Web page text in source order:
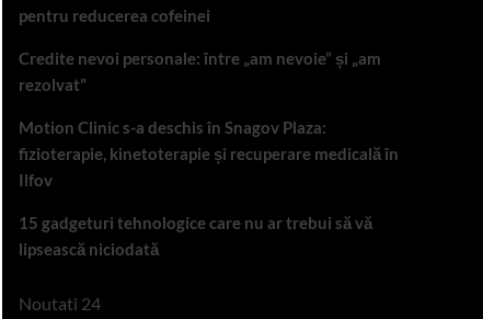
pentru reducerea cofeinei
Credite nevoi personale: între „am nevoie” și „am
rezolvat”
Motion Clinic s-a deschis în Snagov Plaza:
fizioterapie, kinetoterapie și recuperare medicală în
Ilfov
15 gadgeturi tehnologice care nu ar trebui să vă
lipsească niciodată
Noutati 24